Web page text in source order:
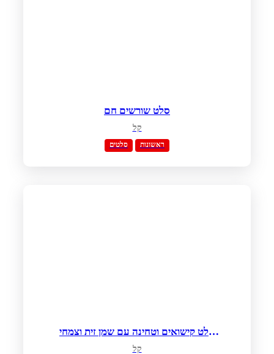
סלט שורשים חם
קל
סלטים ראשונות
סלט קישואים וטחינה עם שמן זית וצמחי
תבלין
קל